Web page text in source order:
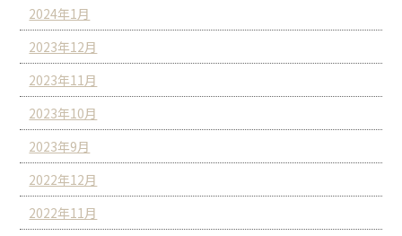
2024年1月
2023年12月
2023年11月
2023年10月
2023年9月
2022年12月
2022年11月